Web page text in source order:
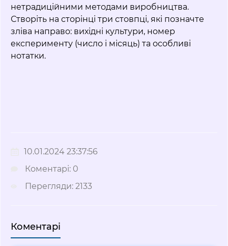
нетрадиційними методами виробництва.
Створіть на сторінці три стовпці, які позначте
зліва направо: вихідні культури, номер
експерименту (число і місяць) та особливі
нотатки.
10.01.2024 23:37:56
Коментарі: 0
Перегляди: 2133
Коментарі